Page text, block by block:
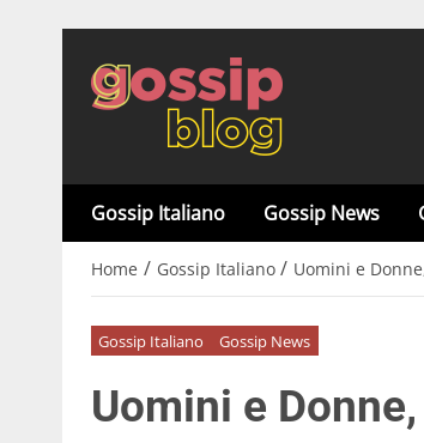
Gossip Italiano Gossip News
Home / Gossip Italiano / Uomini e
Gossip Italiano Gossip News
Uomini e